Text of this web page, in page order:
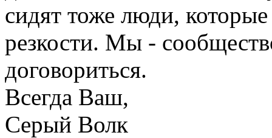
сидят тоже люди,
резкости. Мы -
договориться.
Всегда Ваш,
Серый Волк